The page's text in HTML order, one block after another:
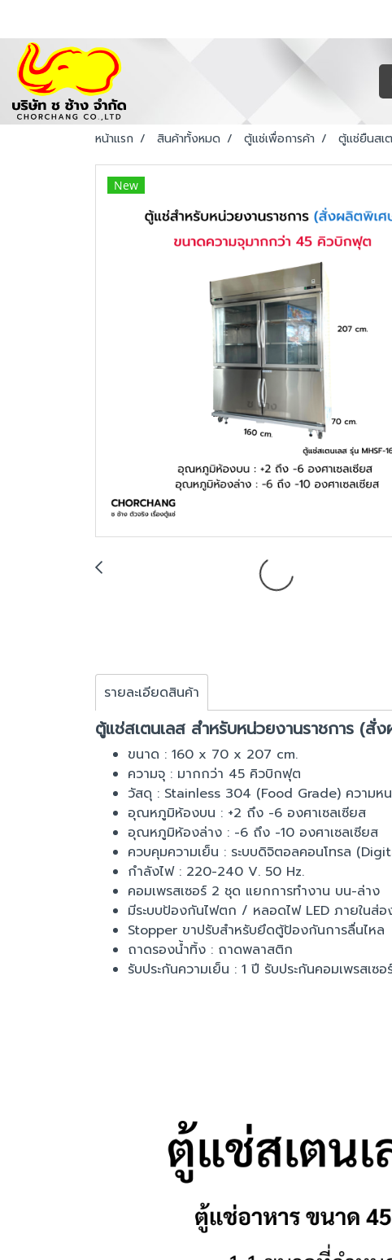
หน้าแรก สินค้าทั้งหมด ตู้แช่เพื่อการค้า ตู้แช่ยืนสเ
New
รายละเอียดสินค้า
ตู้แช่สเตนเลส สำหรับหน่วยงานราชการ (สั่
ขนาด : 160 x 70 x 207 cm.
ความจุ : มากกว่า 45 คิวบิกฟุต
วัสดุ : Stainless 304 (Food Grade) ความห
อุณหภูมิห้องบน : +2 ถึง -6 องศาเซลเซียส
อุณหภูมิห้องล่าง : -6 ถึง -10 องศาเซลเซียส
ควบคุมความเย็น : ระบบดิจิตอลคอนโทรล
กำลังไฟ : 220-240 V. 50 Hz.
คอมเพรสเซอร์ 2 ชุด แยกการทำงาน บน-ล่าง
มีระบบป้องกันไฟตก / หลอดไฟ LED ภายในส่
Stopper ขาปรับสำหรับยึดตู้ป้องกันการลื่นไหล
ถาดรองน้ำทิ้ง : ถาดพลาสติก
รับประกันความเย็น : 1 ปี รับประกันคอมเพรสเซ